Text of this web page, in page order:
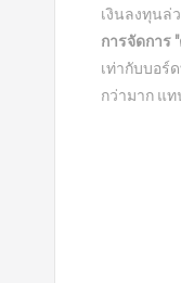
เงินลงทุนล่
การจัดการ
เท่ากับบอร์
กว่ามาก แ